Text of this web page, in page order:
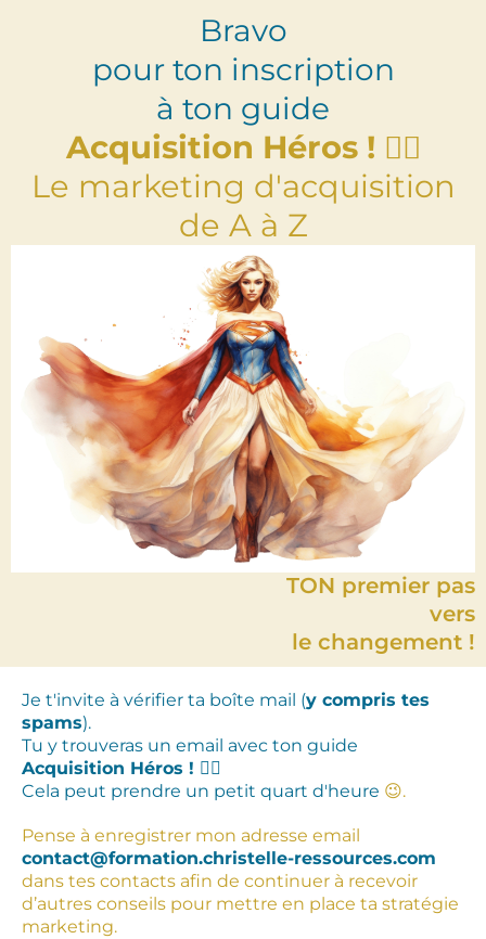
Bravo
pour ton inscription
à ton guide
Acquisition Héros ! 🦸‍♀️
Le marketing d'acquisition
de A à Z
TON premier pas
vers
le changement !
Je t'invite à vérifier ta boîte mail (y compris tes
spams).
Tu y trouveras un email avec ton guide
Acquisition Héros ! 🦸‍♀️
Cela peut prendre un petit quart d'heure ‍😉.
Pense à enregistrer mon adresse email
contact@formation.christelle-ressources.com
dans tes contacts afin de continuer à recevoir
d’autres conseils pour mettre en place ta stratégie
marketing.